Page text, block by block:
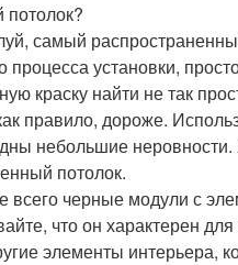
самый
процесса установки,
краску найти не так
правило, дороже.
небольшие
потолок.
черные модули с
что он характерен
элементы